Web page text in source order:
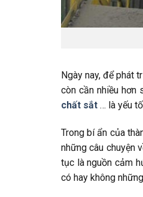
Ngày nay, để phát
còn cần nhiều
chất sắt … là yếu
Trong bí ẩn của
những câu chuyện
tục là nguồn cảm
có hay không